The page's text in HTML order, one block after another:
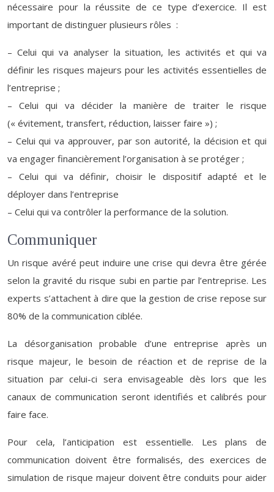
nécessaire pour la réussite de ce type d’exercice. Il est
important de distinguer plusieurs rôles :
– Celui qui va analyser la situation, les activités et qui va
définir les risques majeurs pour les activités essentielles de
l’entreprise ;
– Celui qui va décider la manière de traiter le risque
(« évitement, transfert, réduction, laisser faire ») ;
– Celui qui va approuver, par son autorité, la décision et qui
va engager financièrement l’organisation à se protéger ;
– Celui qui va définir, choisir le dispositif adapté et le
déployer dans l’entreprise
– Celui qui va contrôler la performance de la solution.
Communiquer
Un risque avéré peut induire une crise qui devra être gérée
selon la gravité du risque subi en partie par l’entreprise. Les
experts s’attachent à dire que la gestion de crise repose sur
80% de la communication ciblée.
La désorganisation probable d’une entreprise après un
risque majeur, le besoin de réaction et de reprise de la
situation par celui-ci sera envisageable dès lors que les
canaux de communication seront identifiés et calibrés pour
faire face.
Pour cela, l’anticipation est essentielle. Les plans de
communication doivent être formalisés, des exercices de
simulation de risque majeur doivent être conduits pour aider